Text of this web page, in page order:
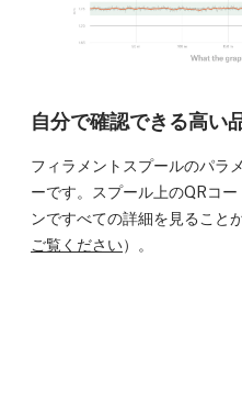
自分で確認できる高い
フィラメントスプールのパラ
ーです。スプール上のQRコ
ンですべての詳細を見ること
ご覧ください）。